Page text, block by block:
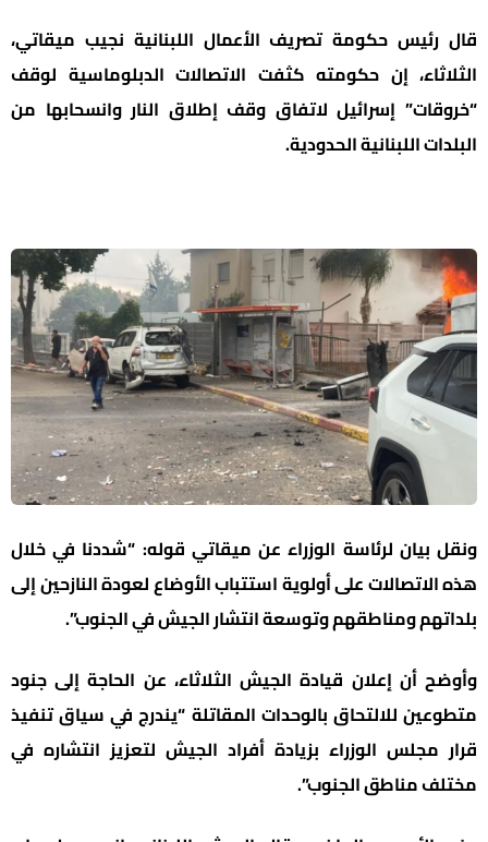
قال رئيس حكومة تصريف الأعمال اللبنانية نجيب ميقاتي،
الثلاثاء، إن حكومته كثفت الاتصالات الدبلوماسية لوقف
“خروقات” إسرائيل لاتفاق وقف إطلاق النار وانسحابها من
البلدات اللبنانية الحدودية.
ونقل بيان لرئاسة الوزراء عن ميقاتي قوله: “شددنا في خلال
هذه الاتصالات على أولوية استتباب الأوضاع لعودة النازحين إلى
بلداتهم ومناطقهم وتوسعة انتشار الجيش في الجنوب”.
وأوضح أن إعلان قيادة الجيش الثلاثاء، عن الحاجة إلى جنود
متطوعين للالتحاق بالوحدات المقاتلة “يندرج في سياق تنفيذ
قرار مجلس الوزراء بزيادة أفراد الجيش لتعزيز انتشاره في
مختلف مناطق الجنوب”.